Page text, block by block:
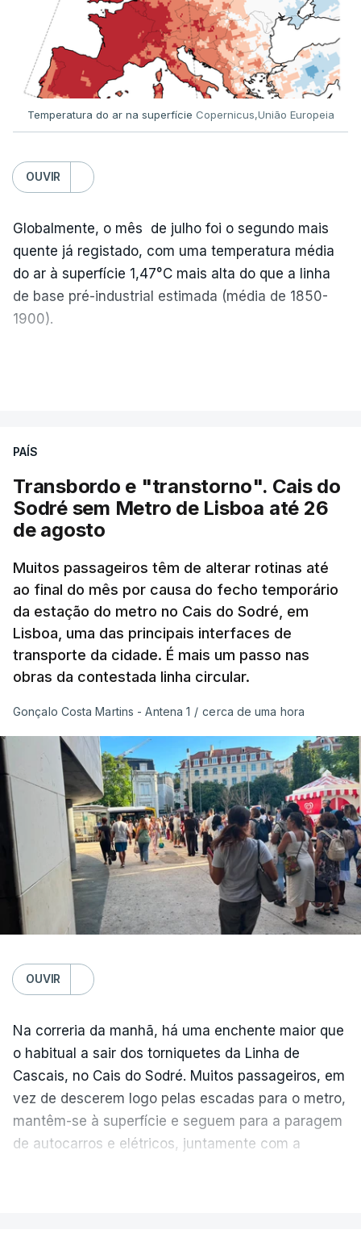
Temperatura do ar na superfície Copernicus,União Europeia
OUVIR
Globalmente, o mês de julho foi o segundo mais
quente já registado, com uma temperatura média
do ar à superfície 1,47°C mais alta do que a linha
de base pré-industrial estimada (média de 1850-
1900).
excecional de calor extremo neste verão.
Embora estas tenham sido menos intensas do que
as ondas de calor de junho, a sequência geral de
ondas de calor desde maio permanece excecional
para a região.
São os dados do mais recente relatório do
Copernicus, o sistema de Observação da Terra
do programa espacial da União Europeia.
Médio Prazo, reforça que "julho de 2026 foi o
terceiro mês consecutivo de calor excecional na
Europa Ocidental, elevando a temperatura
combinada de junho e julho a um novo recorde
para a região”.
PAÍS
Transbordo e "transtorno". Cais do
Sodré sem Metro de Lisboa até 26
de agosto
Muitos passageiros têm de alterar rotinas até
ao final do mês por causa do fecho temporário
da estação do metro no Cais do Sodré, em
Lisboa, uma das principais interfaces de
transporte da cidade. É mais um passo nas
obras da contestada linha circular.
Gonçalo Costa Martins - Antena 1 / cerca de uma hora
OUVIR
Na correria da manhã, há uma enchente maior que
o habitual a sair dos torniquetes da Linha de
Cascais, no Cais do Sodré. Muitos passageiros, em
vez de descerem logo pelas escadas para o metro,
mantêm-se à superfície e seguem para a paragem
de autocarros e elétricos, juntamente com a